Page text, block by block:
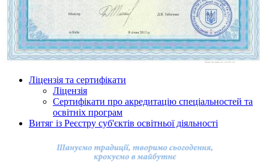
Ліцензія та сертифікати
Ліцензія
Сертифікати про акредитацію спеціальностей та
освітніх програм
Витяг із Реєстру суб'єктів освітньої діяльності